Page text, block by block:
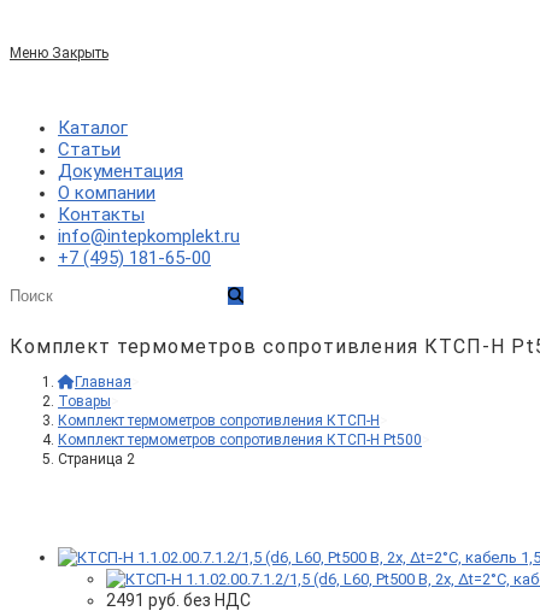
сайту
Меню Закрыть
Каталог
Статьи
Документация
О компании
Контакты
info@intepkomplekt.ru
+7 (495) 181-65-00
Комплект термометров сопротивления КТСП-Н
Главная
Товары
Комплект термометров сопротивления КТСП-Н
Комплект термометров сопротивления КТСП-Н Pt500
Страница 2
2491 руб. без НДС